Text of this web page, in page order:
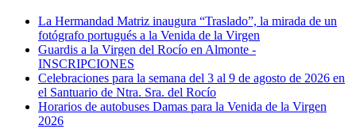
La Hermandad Matriz inaugura “Traslado”, la mirada de un
fotógrafo portugués a la Venida de la Virgen
Guardis a la Virgen del Rocío en Almonte -
INSCRIPCIONES
Celebraciones para la semana del 3 al 9 de agosto de 2026 en
el Santuario de Ntra. Sra. del Rocío
Horarios de autobuses Damas para la Venida de la Virgen
2026